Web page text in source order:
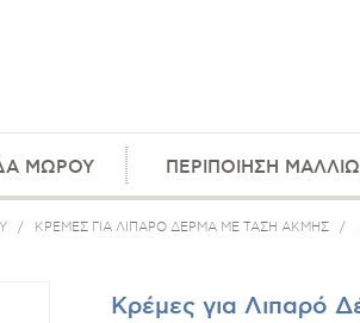
ΜΩΡΟΥ ΠΕΡΙΠΟΙΗΣΗ
/ ΚΡΕΜΕΣ ΓΙΑ ΛΙΠΑΡΟ ΔΕΡΜΑ ΜΕ ΤΑΣΗ ΑΚΜΗΣ /
Κρέμες για Λιπαρό